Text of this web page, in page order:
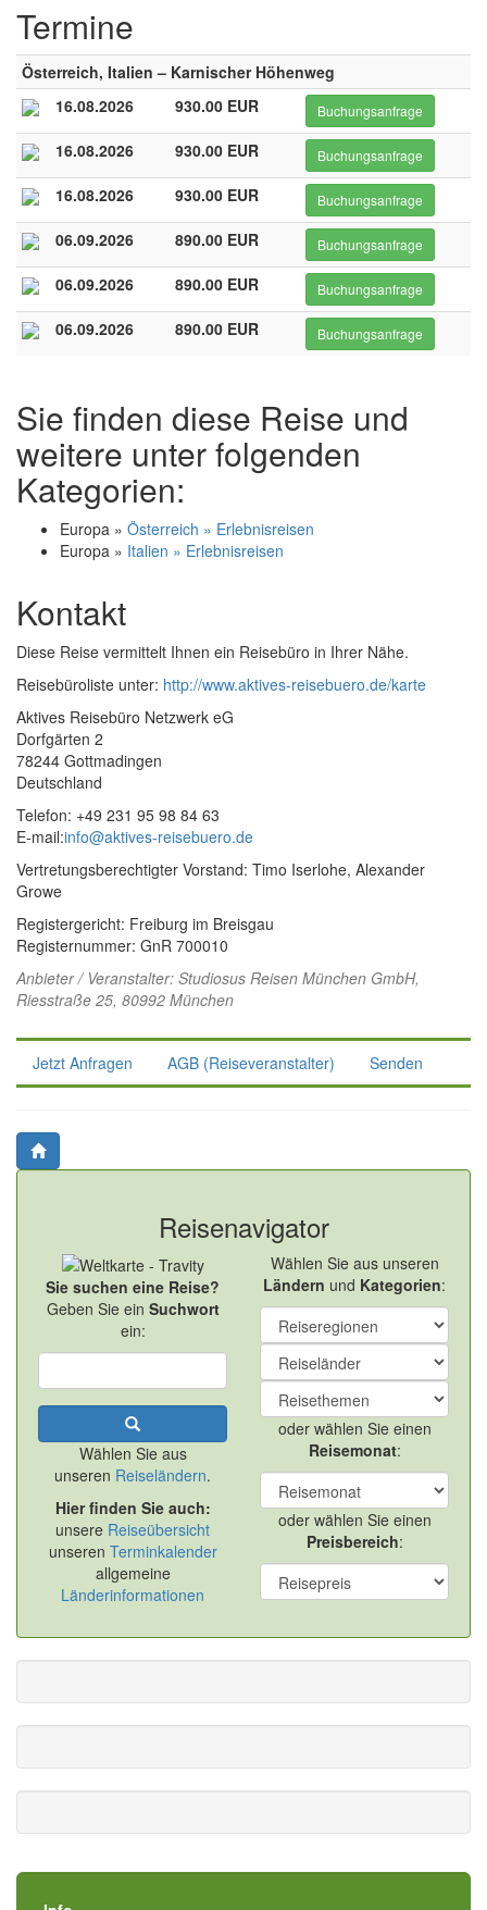
Termine
Österreich, Italien – Karnischer Höhenweg
16.08.2026
930.00 EUR Buchungsanfrage
16.08.2026 930.00 EUR Buchungsanfrage
16.08.2026 930.00 EUR Buchungsanfrage
06.09.2026 890.00 EUR Buchungsanfrage
06.09.2026 890.00 EUR Buchungsanfrage
06.09.2026 890.00 EUR Buchungsanfrage
Sie finden diese Reise und
weitere unter folgenden
Kategorien:
Europa » Österreich » Erlebnisreisen
Europa » Italien » Erlebnisreisen
Kontakt
Diese Reise vermittelt Ihnen ein Reisebüro in Ihrer Nähe.
Reisebüroliste unter: http://www.aktives-reisebuero.de/karte
Aktives Reisebüro Netzwerk eG
Dorfgärten 2
78244 Gottmadingen
Deutschland
Telefon: +49 231 95 98 84 63
E-mail:info@aktives-reisebuero.de
Vertretungsberechtigter Vorstand: Timo Iserlohe, Alexander
Growe
Registergericht: Freiburg im Breisgau
Registernummer: GnR 700010
Anbieter / Veranstalter: Studiosus Reisen München GmbH,
Riesstraße 25, 80992 München
Jetzt Anfragen AGB (Reiseveranstalter) Senden
Reisenavigator
Sie suchen eine Reise?
Geben Sie ein Suchwort
ein:
Wählen Sie aus
unseren Reiseländern.
Hier finden Sie auch:
unsere Reiseübersicht
unseren Terminkalender
allgemeine
Länderinformationen
Wählen Sie aus unseren
Ländern und Kategorien:
oder wählen Sie einen
Reisemonat:
oder wählen Sie einen
Preisbereich: